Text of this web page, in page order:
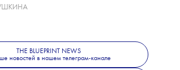
была продана резиденция
Раушенберга
THE BLUEPRINT NEWS
новостей в нашем телеграм-канале